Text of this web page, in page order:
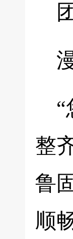
整
鲁
顺